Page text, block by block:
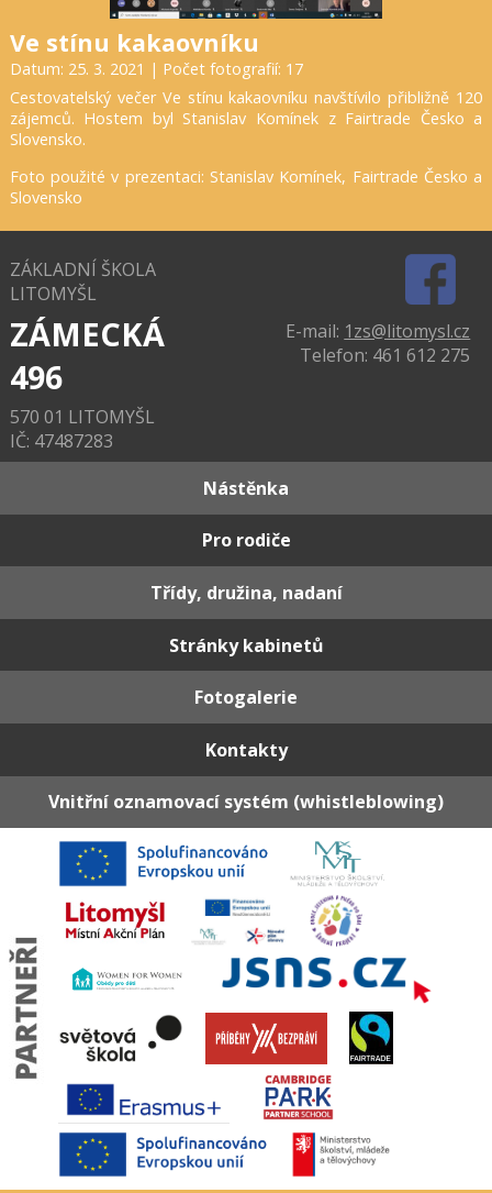
Ve stínu kakaovníku
Datum: 25. 3. 2021 | Počet fotografií: 17
Cestovatelský večer Ve stínu kakaovníku navštívilo přibližně 120
zájemců. Hostem byl Stanislav Komínek z Fairtrade Česko a
Slovensko.
Foto použité v prezentaci: Stanislav Komínek, Fairtrade Česko a
Slovensko
ZÁKLADNÍ ŠKOLA
LITOMYŠL
ZÁMECKÁ
496
570 01 LITOMYŠL
IČ: 47487283
E-mail: 1zs@litomysl.cz
Telefon: 461 612 275
Nástěnka
Pro rodiče
Třídy, družina, nadaní
Stránky kabinetů
Fotogalerie
Kontakty
Vnitřní oznamovací systém (whistleblowing)